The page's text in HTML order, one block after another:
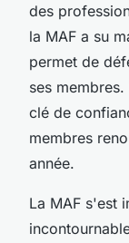
des
la MAF a su
permet de
ses
clé de
membres
année.
La MAF s'est